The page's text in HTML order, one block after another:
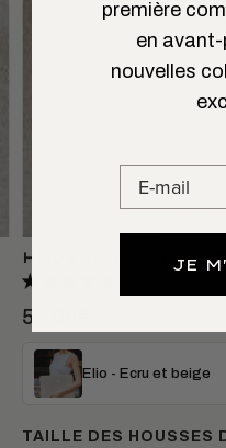
HOUSSE
55,00€
Elio - Ecru et beige
TAILLE DES HOUSSES
première
en
nouvelles
JE